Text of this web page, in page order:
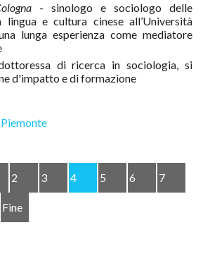
- sinologo e sociologo delle
lingua e cultura cinese all’Università
lunga esperienza come mediatore
di ricerca in sociologia, si
d'impatto e di formazione
2 3 4 5 6 7
Fine